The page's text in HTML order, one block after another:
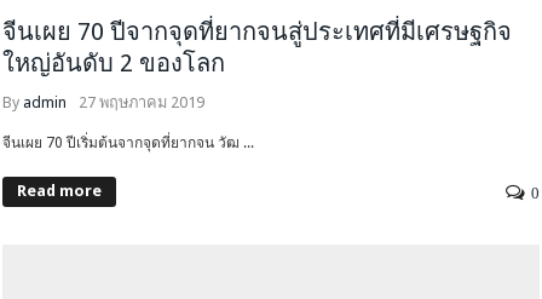
จีนเผย 70 ปีจากจุดที่ยากจนสู่ประเทศที่มีเศรษฐกิจ
ใหญ่อันดับ 2 ของโลก
By admin 27 พฤษภาคม 2019
จีนเผย 70 ปีเริ่มต้นจากจุดที่ยากจน วัฒ ...
Read more 0